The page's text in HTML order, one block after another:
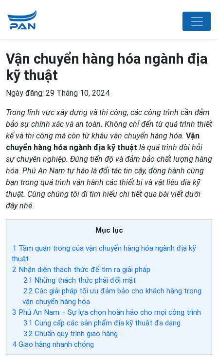
Vận chuyển hàng hóa ngành địa
kỹ thuật
Ngày đăng: 29 Tháng 10, 2024
Trong lĩnh vực xây dựng và thi công, các công trình cần đảm
bảo sự chính xác và an toàn. Không chỉ đến từ quá trình thiết
kế và thi công mà còn từ khâu vận chuyển hàng hóa. Vận
chuyển hàng hóa ngành địa kỹ thuật là quá trình đòi hỏi
sự chuyên nghiệp. Đúng tiến độ và đảm bảo chất lượng hàng
hóa. Phú An Nam tự hào là đối tác tin cậy, đồng hành cùng
bạn trong quá trình vận hành các thiết bị và vật liệu địa kỹ
thuật. Cùng chúng tôi đi tìm hiểu chi tiết qua bài viết dưới
đây nhé.
Mục lục
1 Tầm quan trọng của vận chuyển hàng hóa ngành địa kỹ
thuật
2 Nhận diện thách thức để tìm ra giải pháp
2.1 Những thách thức phải đối mặt
2.2Các giải pháp tối ưu đảm bảo cho khách hàng trong
vận chuyển hàng hóa
3 Phú An Nam – Sự lựa chọn hoàn hảo cho mọi công trình
3.1 Cung cấp các sản phẩm địa kỹ thuật đa dạng
3.2Chuẩn quy trình giao hàng
4 Giao hàng nhanh chóng